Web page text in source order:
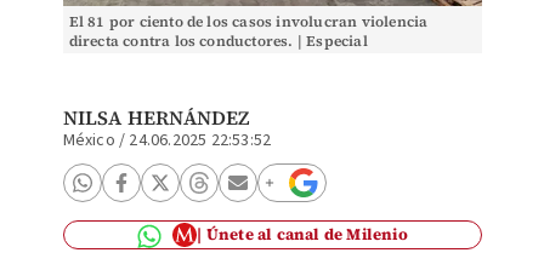
El 81 por ciento de los casos involucran violencia
directa contra los conductores. | Especial
NILSA HERNÁNDEZ
México / 24.06.2025 22:53:52
Únete al canal de Milenio